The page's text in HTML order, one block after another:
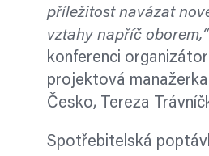
příležitost navázat
vztahy napříč
konferenci
projektová
Česko, Tereza
Spotřebitelská